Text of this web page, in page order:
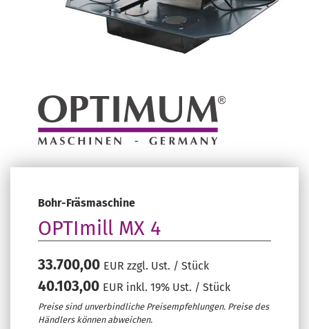
Bohr-Fräsmaschine
OPTImill MX 4
33.700,00 EUR zzgl. Ust. / Stück
40.103,00 EUR inkl. 19% Ust. / Stück
Preise sind unverbindliche Preisempfehlungen. Preise des
Händlers können abweichen.